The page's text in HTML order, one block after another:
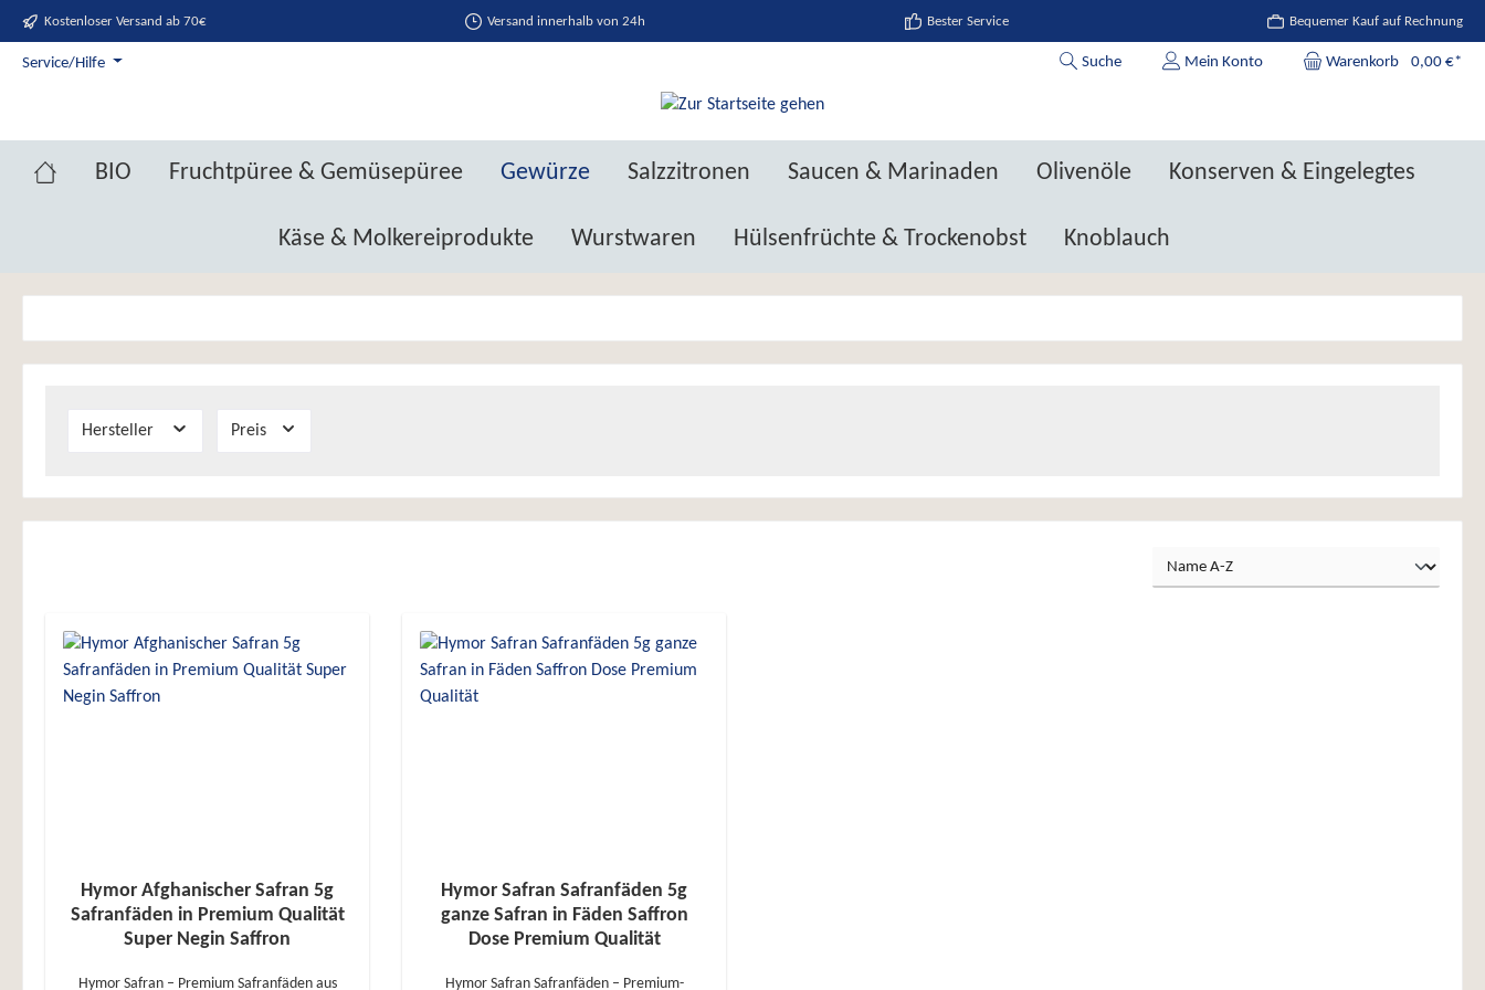
Zur Hauptnavigation springen
Kostenloser Versand ab 70€ Versand innerhalb von 24h Bester Service Bequemer Kauf auf Rechnung
Service/Hilfe Suche Mein Konto Warenkorb 0,00 €*
BIO Fruchtpüree & Gemüsepüree Gewürze Salzzitronen Saucen & Marinaden Olivenöle Konserven & Eingelegtes
Käse & Molkereiprodukte Wurstwaren Hülsenfrüchte & Trockenobst Knoblauch
Hersteller Preis
Hymor Afghanischer Safran 5g
Safranfäden in Premium Qualität
Super Negin Saffron
Hymor Safran – Premium Safranfäden aus
Hymor Safran Safranfäden 5g
ganze Safran in Fäden Saffron
Dose Premium Qualität
Hymor Safran Safranfäden – Premium-